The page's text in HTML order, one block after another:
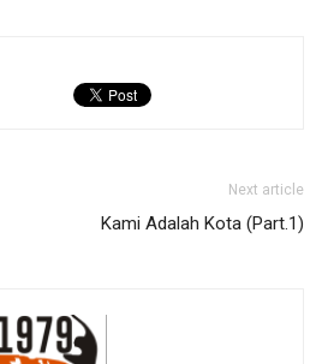
Next article
Kami Adalah Kota (Part.1)